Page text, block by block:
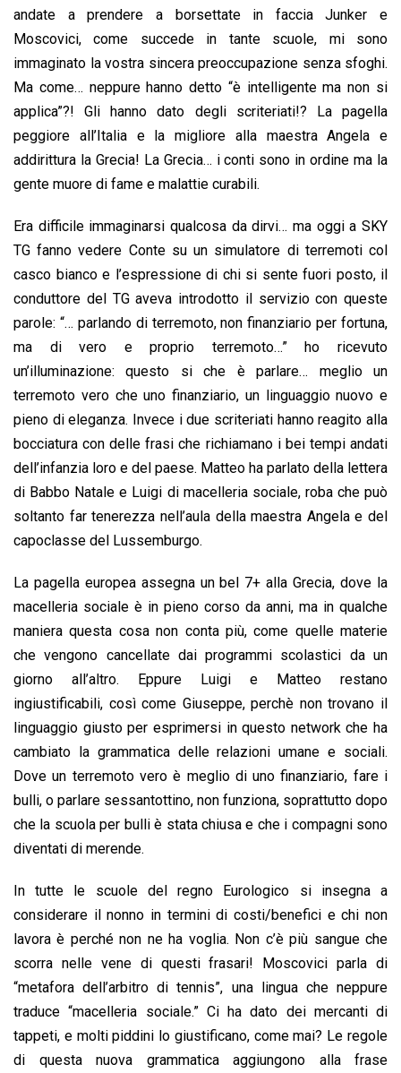
andate a prendere a borsettate in faccia Junker e
Moscovici, come succede in tante scuole, mi sono
immaginato la vostra sincera preoccupazione senza sfoghi.
Ma come… neppure hanno detto “è intelligente ma non si
applica”?! Gli hanno dato degli scriteriati!? La pagella
peggiore all’Italia e la migliore alla maestra Angela e
addirittura la Grecia! La Grecia… i conti sono in ordine ma la
gente muore di fame e malattie curabili.
Era difficile immaginarsi qualcosa da dirvi… ma oggi a SKY
TG fanno vedere Conte su un simulatore di terremoti col
casco bianco e l’espressione di chi si sente fuori posto, il
conduttore del TG aveva introdotto il servizio con queste
parole: “… parlando di terremoto, non finanziario per fortuna,
ma di vero e proprio terremoto…” ho ricevuto
un’illuminazione: questo si che è parlare… meglio un
terremoto vero che uno finanziario, un linguaggio nuovo e
pieno di eleganza. Invece i due scriteriati hanno reagito alla
bocciatura con delle frasi che richiamano i bei tempi andati
dell’infanzia loro e del paese. Matteo ha parlato della lettera
di Babbo Natale e Luigi di macelleria sociale, roba che può
soltanto far tenerezza nell’aula della maestra Angela e del
capoclasse del Lussemburgo.
La pagella europea assegna un bel 7+ alla Grecia, dove la
macelleria sociale è in pieno corso da anni, ma in qualche
maniera questa cosa non conta più, come quelle materie
che vengono cancellate dai programmi scolastici da un
giorno all’altro. Eppure Luigi e Matteo restano
ingiustificabili, così come Giuseppe, perchè non trovano il
linguaggio giusto per esprimersi in questo network che ha
cambiato la grammatica delle relazioni umane e sociali.
Dove un terremoto vero è meglio di uno finanziario, fare i
bulli, o parlare sessantottino, non funziona, soprattutto dopo
che la scuola per bulli è stata chiusa e che i compagni sono
diventati di merende.
In tutte le scuole del regno Eurologico si insegna a
considerare il nonno in termini di costi/benefici e chi non
lavora è perché non ne ha voglia. Non c’è più sangue che
scorra nelle vene di questi frasari! Moscovici parla di
“metafora dell’arbitro di tennis”, una lingua che neppure
traduce “macelleria sociale.” Ci ha dato dei mercanti di
tappeti, e molti piddini lo giustificano, come mai? Le regole
di questa nuova grammatica aggiungono alla frase